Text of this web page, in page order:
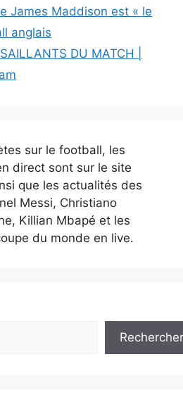
James Maddison est « le
anglais
DU MATCH |
sur le football, les
direct sont sur le site
que les actualités des
Messi, Christiano
Killian Mbapé et les
du monde en live.
Rechercher